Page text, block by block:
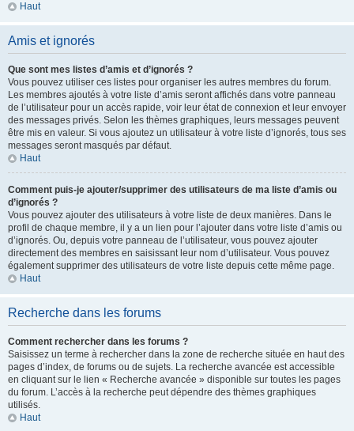
Haut
Amis et ignorés
Que sont mes listes d’amis et d’ignorés ?
Vous pouvez utiliser ces listes pour organiser les autres membres du forum.
Les membres ajoutés à votre liste d’amis seront affichés dans votre panneau
de l’utilisateur pour un accès rapide, voir leur état de connexion et leur envoyer
des messages privés. Selon les thèmes graphiques, leurs messages peuvent
être mis en valeur. Si vous ajoutez un utilisateur à votre liste d’ignorés, tous ses
messages seront masqués par défaut.
Haut
Comment puis-je ajouter/supprimer des utilisateurs de ma liste d’amis ou
d’ignorés ?
Vous pouvez ajouter des utilisateurs à votre liste de deux manières. Dans le
profil de chaque membre, il y a un lien pour l’ajouter dans votre liste d’amis ou
d’ignorés. Ou, depuis votre panneau de l’utilisateur, vous pouvez ajouter
directement des membres en saisissant leur nom d’utilisateur. Vous pouvez
également supprimer des utilisateurs de votre liste depuis cette même page.
Haut
Recherche dans les forums
Comment rechercher dans les forums ?
Saisissez un terme à rechercher dans la zone de recherche située en haut des
pages d’index, de forums ou de sujets. La recherche avancée est accessible
en cliquant sur le lien « Recherche avancée » disponible sur toutes les pages
du forum. L’accès à la recherche peut dépendre des thèmes graphiques
utilisés.
Haut